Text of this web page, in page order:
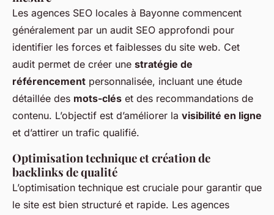
Les agences SEO locales à Bayonne commencent
généralement par un audit SEO approfondi pour
identifier les forces et faiblesses du site web. Cet
audit permet de créer une stratégie de
référencement personnalisée, incluant une étude
détaillée des mots-clés et des recommandations de
contenu. L’objectif est d’améliorer la visibilité en ligne
et d’attirer un trafic qualifié.
Optimisation technique et création de
backlinks de qualité
L’optimisation technique est cruciale pour garantir que
le site est bien structuré et rapide. Les agences